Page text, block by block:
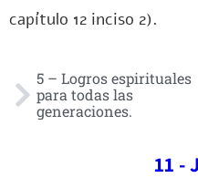
capítulo 12 inciso 2).
5 – Logros espirituales
para todas las
generaciones.
11 -